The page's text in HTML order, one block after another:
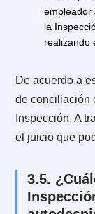
jornada
Respecto a
presta a los